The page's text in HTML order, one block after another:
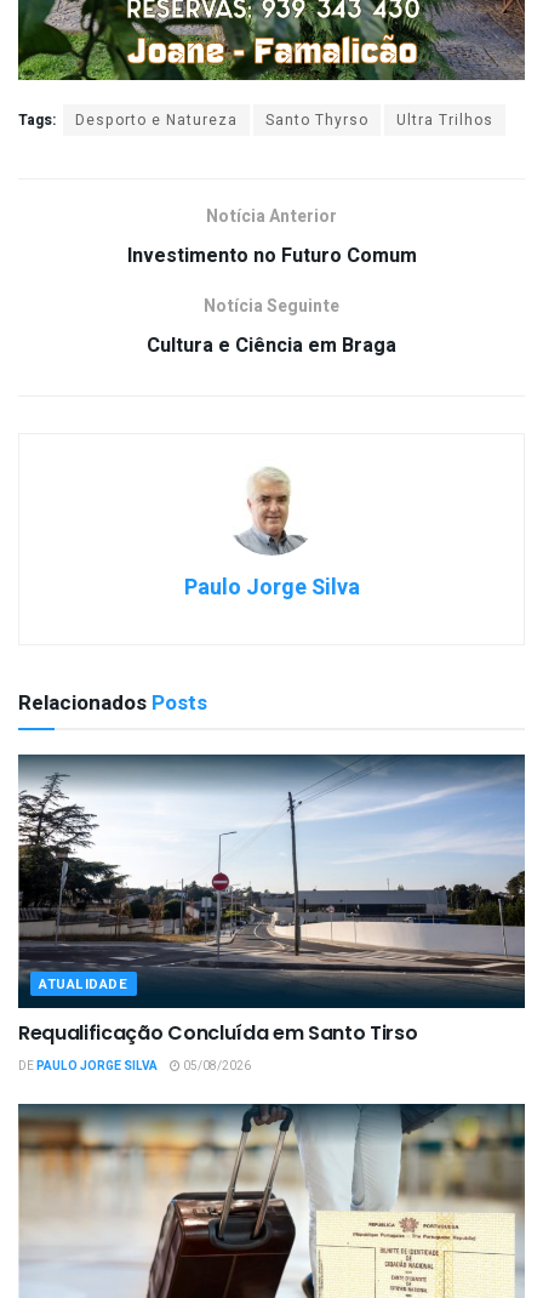
Tags: Desporto e Natureza Santo Thyrso Ultra Trilhos
Notícia Anterior
Investimento no Futuro Comum
Notícia Seguinte
Cultura e Ciência em Braga
Paulo Jorge Silva
Relacionados Posts
ATUALIDADE
Requalificação Concluída em Santo Tirso
DEPAULO JORGE SILVA 05/08/2026